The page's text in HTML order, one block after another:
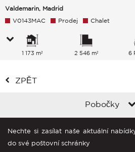
Valdemarin, Madrid
V0143MAC Prodej Chalet
1 173 m² 2 546 m² 6
ZPĚT
Pobočky
Nechte si zasílat naše aktuální
do své poštovní schránky